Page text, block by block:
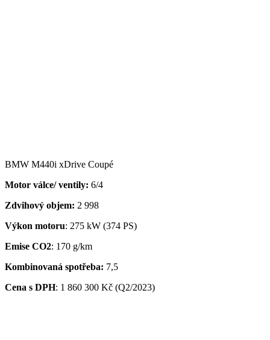
BMW M440i xDrive Coupé
Motor válce/ ventily: 6/4
Zdvihový objem: 2 998
Výkon motoru: 275 kW (374 PS)
Emise CO2: 170 g/km
Kombinovaná spotřeba: 7,5
Cena s DPH: 1 860 300 Kč (Q2/2023)